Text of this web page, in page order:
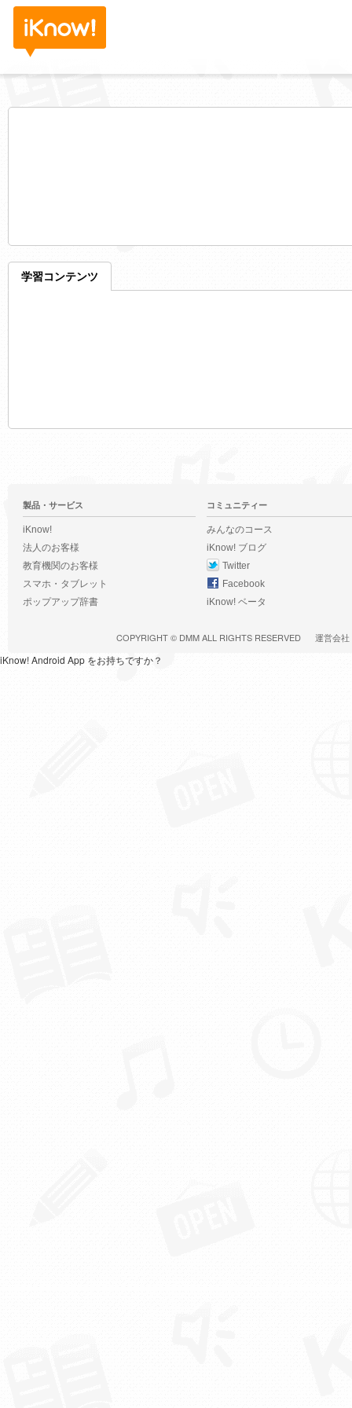
学習コンテンツ
製品・サービス
iKnow!
法人のお客様
教育機関のお客様
スマホ・タブレット
ポップアップ辞書
コミュニティー
みんなのコース
iKnow! ブログ
Twitter
Facebook
iKnow! ベータ
COPYRIGHT © DMMALL RIGHTS RESERVED 運営会社
iKnow! Android App をお持ちですか？